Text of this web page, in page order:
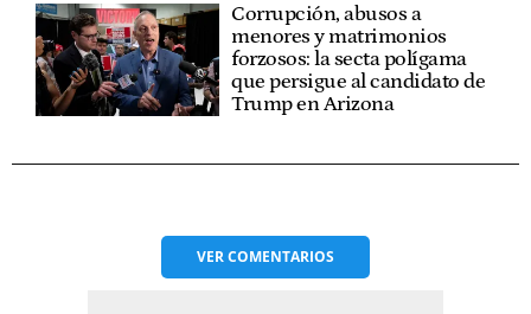
Corrupción, abusos a
menores y matrimonios
forzosos: la secta polígama
que persigue al candidato de
Trump en Arizona
VERCOMENTARIOS